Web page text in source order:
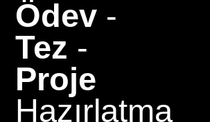
Ödev -
Tez -
Proje
Hazırlatma